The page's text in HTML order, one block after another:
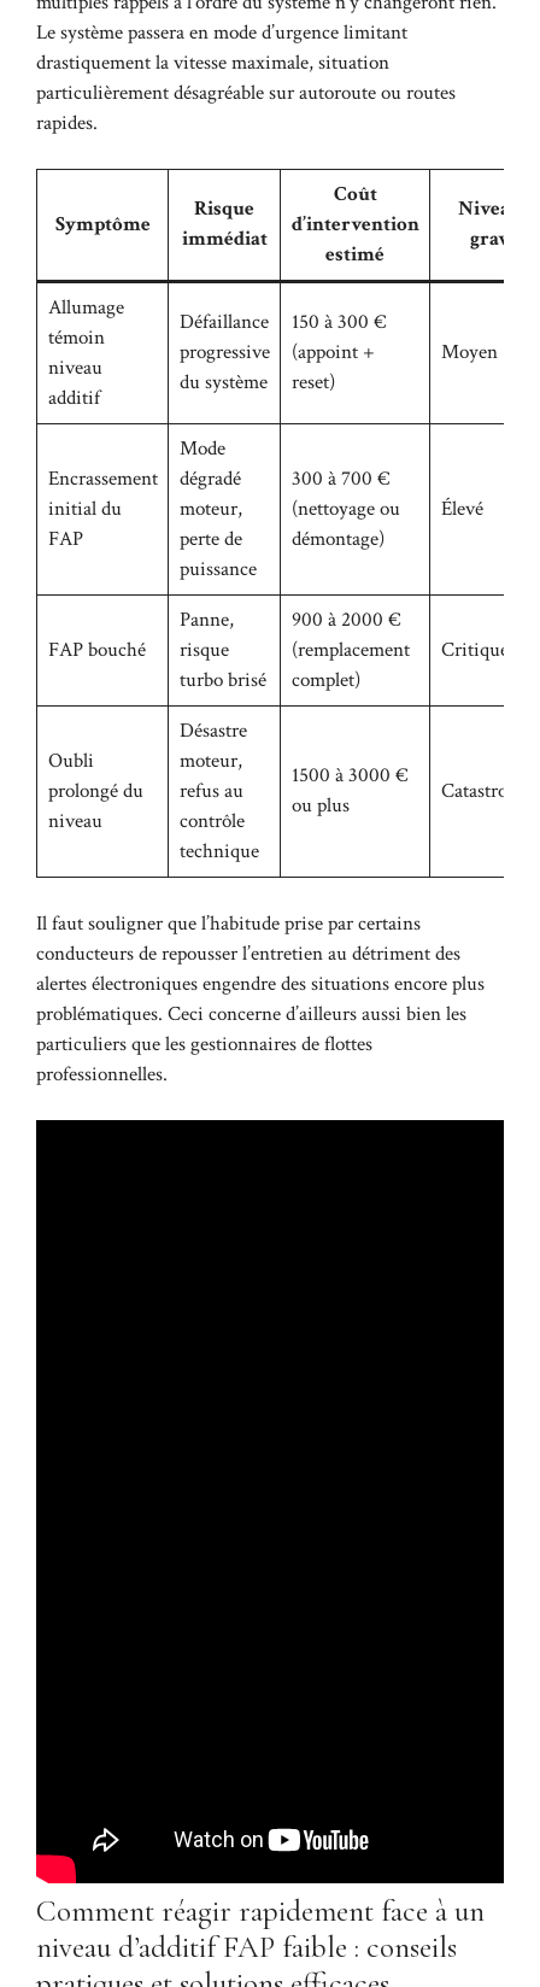
Le système passera en mode d’urgence limitant
drastiquement la vitesse maximale, situation
particulièrement désagréable sur autoroute ou routes
rapides.
Symptôme
Risque
immédiat
Coût
d’intervention
estimé
Niveau
gravité
Allumage
témoin
niveau
additif
Défaillance
progressive
du système
150 à 300 €
(appoint +
reset)
Moyen
Encrassement
initial du
FAP
Mode
dégradé
moteur,
perte de
puissance
300 à 700 €
(nettoyage ou
démontage)
Élevé
FAP bouché
Panne,
risque
turbo brisé
900 à 2000 €
(remplacement
complet)
Critique
Oubli
prolongé du
niveau
Désastre
moteur,
refus au
contrôle
technique
1500 à 3000 €
ou plus
Il faut souligner que l’habitude prise par certains
conducteurs de repousser l’entretien au détriment des
alertes électroniques engendre des situations encore plus
problématiques. Ceci concerne d’ailleurs aussi bien les
particuliers que les gestionnaires de flottes
professionnelles.
Comment réagir rapidement face à un
niveau d’additif FAP faible : conseils